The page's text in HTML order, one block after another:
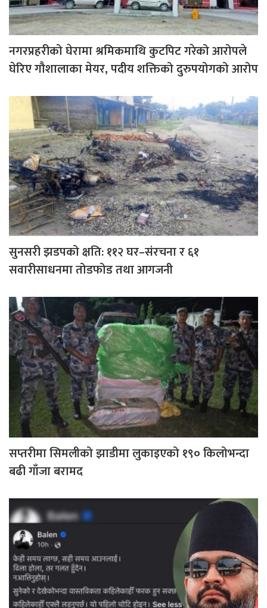
नगरप्रहरीको घेरामा श्रमिकमाथि कुटपिट गरेको आरोपले
घेरिए गौशालाका मेयर, पदीय शक्तिको दुरुपयोगको आरोप
सुनसरी झडपको क्षति: ११२ घर–संरचना र ६१
सवारीसाधनमा तोडफोड तथा आगजनी
सप्तरीमा सिमलीको झाडीमा लुकाइएको १९० किलोभन्दा
बढी गाँजा बरामद